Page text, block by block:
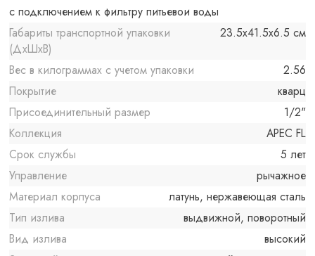
с подключением к фильтру питьевои воды
Габариты транспортной упаковки
(ДхШхВ)
23.5x41.5x6.5 см
Вес в килограммах с учетом упаковки
2.56
Покрытие
кварц
Присоединительный размер
1/2"
Коллекция
АРЕС FL
Срок службы
5 лет
Управление
рычажное
Материал корпуса
латунь, нержавеющая сталь
Тип излива
выдвижной, поворотный
Вид излива
высокий